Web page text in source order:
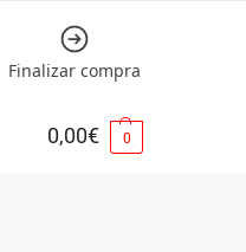
Finalizar compra
0,00€ 0